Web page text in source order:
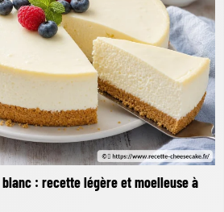
: recette légère et moelleuse à